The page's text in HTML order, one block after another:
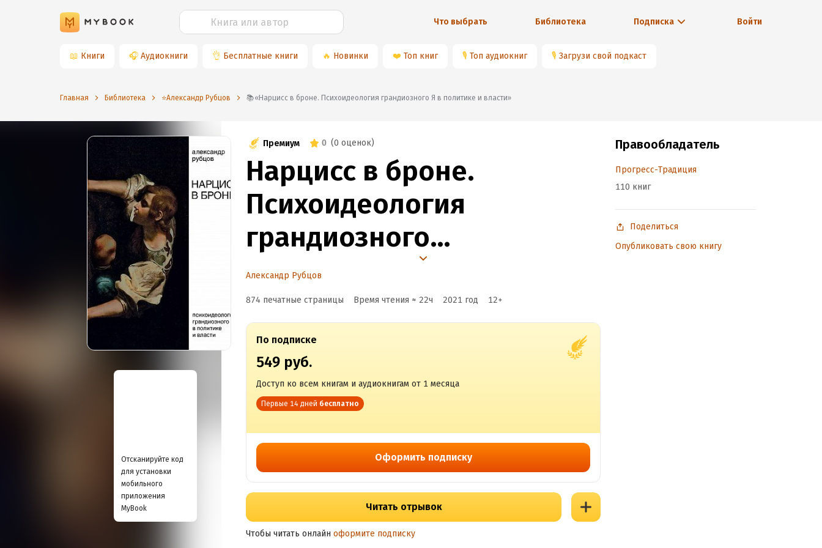
Что выбрать Библиотека Подписка Войти
📖 Книги 🎧 Аудиокниги 👌 Бесплатные книги 🔥 Новинки ❤️ Топ книг 🎙 Топ аудиокниг 🎙 Загрузи свой подкаст
Главная Библиотека ⭐️Александр Рубцов 📚«Нарцисс в броне. Психоидеология грандиозного Я в политике и власти»
Отсканируйте код
для установки
мобильного
приложения
MyBook
Премиум 0 (0 оценок)
Нарцисс в броне.
Психоидеология
грандиозного
Я в политике и власти
Александр Рубцов
874 печатные страницы Время чтения ≈ 22ч 2021 год 12+
По подписке
549 руб.
Доступ ко всем книгам и аудиокнигам от 1 месяца
Первые 14 дней бесплатно
Оформить подписку
Читать отрывок
Чтобы читать онлайн оформите подписку
Правообладатель
Прогресс-Традиция
110 книг
Поделиться
Опубликовать свою книгу